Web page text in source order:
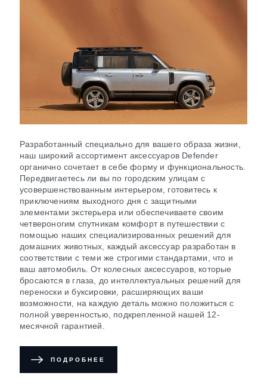
Разработанный специально для вашего образа жизни,
наш широкий ассортимент аксессуаров Defender
органично сочетает в себе форму и функциональность.
Передвигаетесь ли вы по городским улицам с
усовершенствованным интерьером, готовитесь к
приключениям выходного дня с защитными
элементами экстерьера или обеспечиваете своим
четвероногим спутникам комфорт в путешествии с
помощью наших специализированных решений для
домашних животных, каждый аксессуар разработан в
соответствии с теми же строгими стандартами, что и
ваш автомобиль. От колесных аксессуаров, которые
бросаются в глаза, до интеллектуальных решений для
переноски и буксировки, расширяющих ваши
возможности, на каждую деталь можно положиться с
полной уверенностью, подкрепленной нашей 12-
месячной гарантией.
ПОДРОБНЕЕ